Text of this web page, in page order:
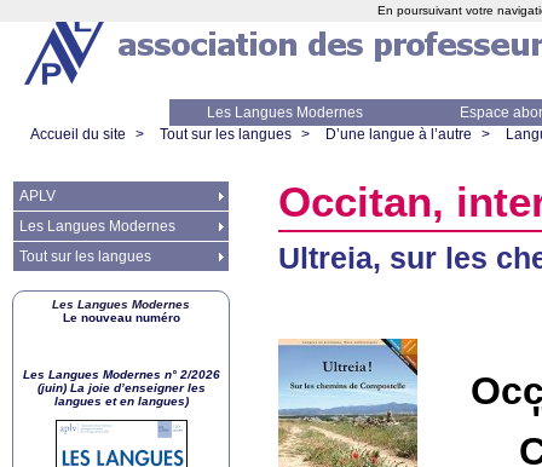
Les Langues Modernes
Espace
Accueil du site
> Tout sur les langues > D’une langue à l’autre >
Occitan,
Ultreia, sur les
APLV
Les Langues Modernes
Tout sur les langues
Les Langues Modernes
Le nouveau numéro
Les Langues Modernes n° 2/2026
(juin) La joie d’enseigner les
langues et en langues)
En poursuivant votre